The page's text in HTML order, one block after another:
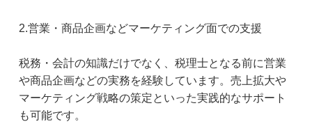
2.営業・商品企画などマーケティング面での支援
税務・会計の知識だけでなく、税理士となる前に営業
や商品企画などの実務を経験しています。売上拡大や
マーケティング戦略の策定といった実践的なサポート
も可能です。